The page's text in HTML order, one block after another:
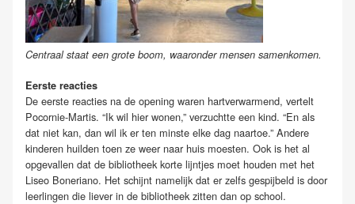
Centraal staat een grote boom, waaronder mensen samenkomen.
Eerste reacties
De eerste reacties na de opening waren hartverwarmend, vertelt
Pocornie-Martis. “Ik wil hier wonen,” verzuchtte een kind. “En als
dat niet kan, dan wil ik er ten minste elke dag naartoe.” Andere
kinderen huilden toen ze weer naar huis moesten. Ook is het al
opgevallen dat de bibliotheek korte lijntjes moet houden met het
Liseo Boneriano. Het schijnt namelijk dat er zelfs gespijbeld is door
leerlingen die liever in de bibliotheek zitten dan op school.